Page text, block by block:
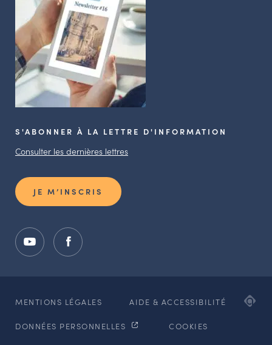
S'ABONNER À LA LETTRE D'INFORMATION
Consulter les dernières lettres
JE M’INSCRIS
MENTIONS LÉGALES AIDE & ACCESSIBILITÉ
DONNÉES PERSONNELLES COOKIES